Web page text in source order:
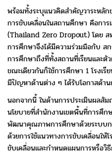
พร้อมทั้งระบุแนวคิดสำคัญวาระหลัก
การขับเคลื่อนในสถานศึกษา คือกา
(Thailand ZeroDropout) โดย
การศึกษาจึงได้มีความร่วมมือกับ สก
การศึกษาถึงที่ทั้งสถานที่เรียนและตั
ขณะเดียวกันก็ใช้การศึกษา 1 โรงเ
มีปัญหาด้านต่าง ๆ ได้รับโอกาสด้า
นอกจากนี้ ในด้านการประเมินผลสั
นโยบายที่สำนักงานเขตพื้นที่การศึก
พัฒนาคุณภาพการศึกษาด้วยระบบก
ด้วยการใช้แนวทางการขับเคลื่อนให้
ขับเคลื่อนและกำหนดแผนการหรือวิ